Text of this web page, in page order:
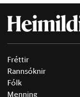
Fréttir
Rannsóknir
Fólk
Menning